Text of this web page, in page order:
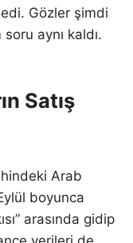
Gözler şimdi
aynı kaldı.
Satış
Arab
boyunca
arasında gidip